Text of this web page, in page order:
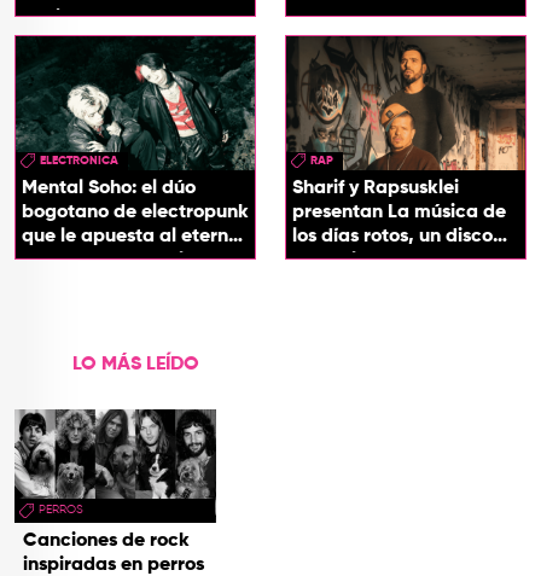
'InDios'
ELECTRONICA
Mental Soho: el dúo
bogotano de electropunk
que le apuesta al eterno
presente con su álbum
RAP
Sharif y Rapsusklei
presentan La música de
los días rotos, un disco
que salda una promesa
LO MÁS LEÍDO
PERROS
Canciones de rock
inspiradas en perros